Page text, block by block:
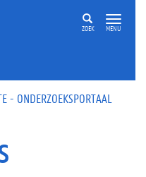
ZOEK MENU
- ONDERZOEKSPORTAAL